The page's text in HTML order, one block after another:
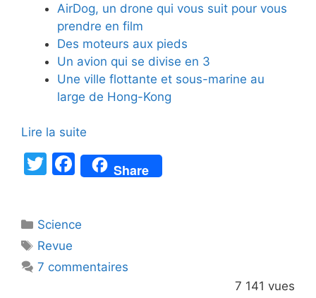
AirDog, un drone qui vous suit pour vous
prendre en film
Des moteurs aux pieds
Un avion qui se divise en 3
Une ville flottante et sous-marine au
large de Hong-Kong
Lire la suite
T
er
F
a
e
o
Share
Catégories
Science
Étiquettes
Revue
7 commentaires
7 141 vues